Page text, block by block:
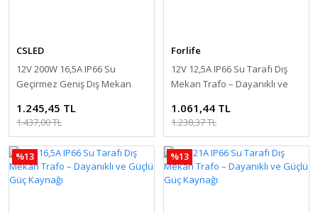
CSLED
12V 200W 16,5A IP66 Su
Geçirmez Geniş Dış Mekan
Güç Kaynağı
1.245,45 TL
1.437,00 TL
Forlife
12V 12,5A IP66 Su Tarafı Dış
Mekan Trafo – Dayanıklı ve
1.061,44 TL
1.238,37 TL
%13 %13